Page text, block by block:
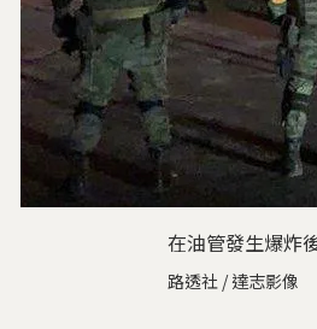
在油管發生爆炸
路透社 / 達志影像